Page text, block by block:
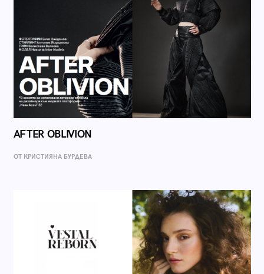
AFTER OBLIVION
ОТ КРИСТИЯНА БУРДЕВА